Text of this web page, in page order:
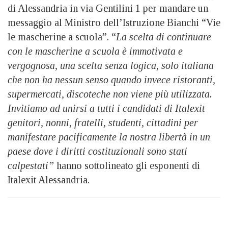
di Alessandria in via Gentilini 1 per mandare un
messaggio al Ministro dell’Istruzione Bianchi “Vie
le mascherine a scuola”. “La scelta di continuare
con le mascherine a scuola è immotivata e
vergognosa, una scelta senza logica, solo italiana
che non ha nessun senso quando invece ristoranti,
supermercati, discoteche non viene più utilizzata.
Invitiamo ad unirsi a tutti i candidati di Italexit
genitori, nonni, fratelli, studenti, cittadini per
manifestare pacificamente la nostra libertà in un
paese dove i diritti costituzionali sono stati
calpestati” hanno sottolineato gli esponenti di
Italexit Alessandria.